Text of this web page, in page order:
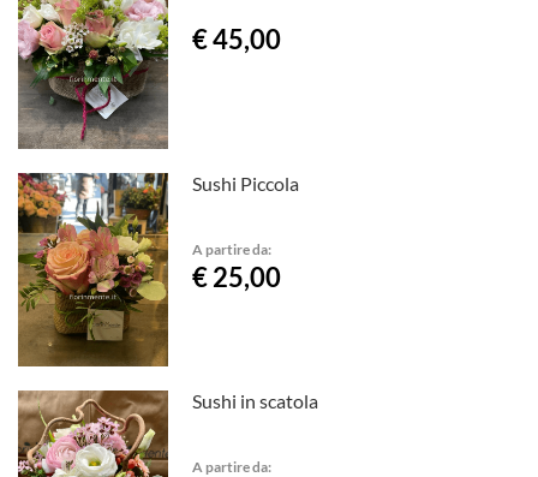
€ 45,00
Sushi Piccola
A partire da:
€ 25,00
Sushi in scatola
A partire da: